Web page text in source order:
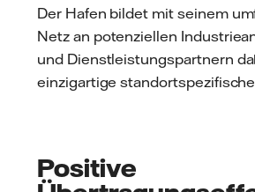
Der Hafen bildet mit seinem
Netz an potenziellen
und Dienstleistungspartnern
einzigartige
Positive